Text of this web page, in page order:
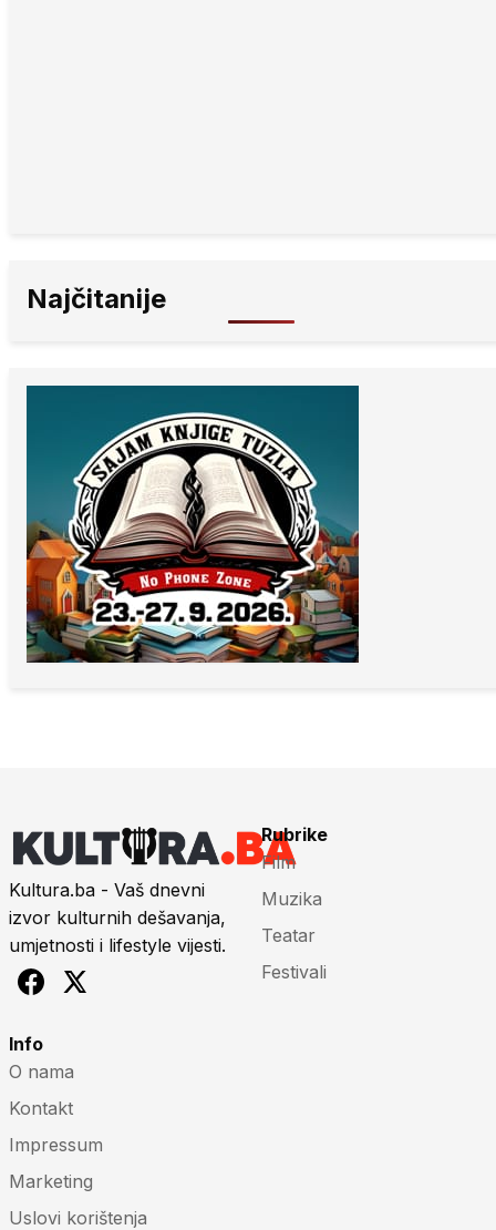
Najčitanije
Kultura.ba - Vaš dnevni
izvor kulturnih dešavanja,
umjetnosti i lifestyle vijesti.
Rubrike
Film
Muzika
Teatar
Festivali
Info
O nama
Kontakt
Impressum
Marketing
Uslovi korištenja